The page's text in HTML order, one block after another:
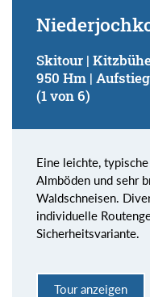
Skitour |
950 Hm |
(1 von 6)
Eine leichte,
Almböden und sehr
Waldschneisen.
individuelle
Sicherheitsvariante.
Tour anzeigen